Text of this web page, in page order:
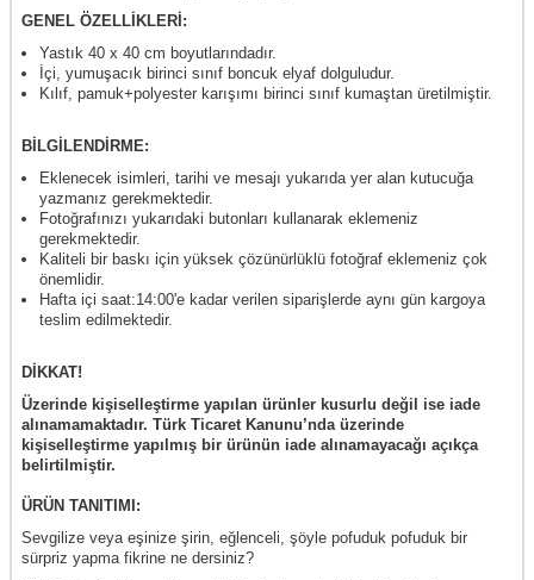
GENEL ÖZELLİKLERİ:
Yastık 40 x 40 cm boyutlarındadır.
İçi, yumuşacık birinci sınıf boncuk elyaf dolguludur.
Kılıf, pamuk+polyester karışımı birinci sınıf kumaştan üretilmiştir.
BİLGİLENDİRME:
Eklenecek isimleri, tarihi ve mesajı yukarıda yer alan kutucuğa
yazmanız gerekmektedir.
Fotoğrafınızı yukarıdaki butonları kullanarak eklemeniz
gerekmektedir.
Kaliteli bir baskı için yüksek çözünürlüklü fotoğraf eklemeniz çok
önemlidir.
Hafta içi saat:14:00'e kadar verilen siparişlerde aynı gün kargoya
teslim edilmektedir.
DİKKAT!
Üzerinde kişiselleştirme yapılan ürünler kusurlu değil ise iade
alınamamaktadır. Türk Ticaret Kanunu’nda üzerinde
kişiselleştirme yapılmış bir ürünün iade alınamayacağı açıkça
belirtilmiştir.
ÜRÜN TANITIMI:
Sevgilize veya eşinize şirin, eğlenceli, şöyle pofuduk pofuduk bir
sürpriz yapma fikrine ne dersiniz?